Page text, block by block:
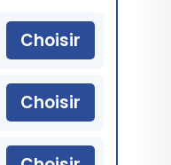
Choisir
Choisir